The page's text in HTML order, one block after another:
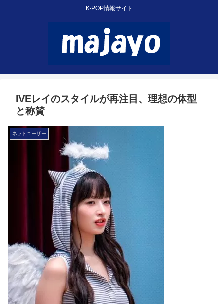
K-POP情報サイト
IVEレイのスタイルが再注目、理想の体型
と称賛
ネットユーザー